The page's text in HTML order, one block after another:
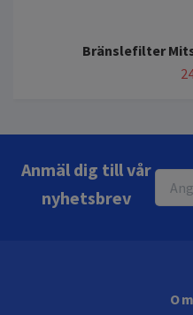
Bränslefilter
Anmäl dig till vår
nyhetsbrev